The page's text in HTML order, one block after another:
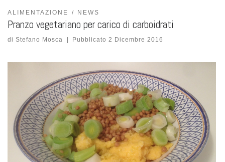
ALIMENTAZIONE NEWS
Pranzo vegetariano per carico di carboidrati
di Stefano Mosca Pubblicato2 Dicembre 2016